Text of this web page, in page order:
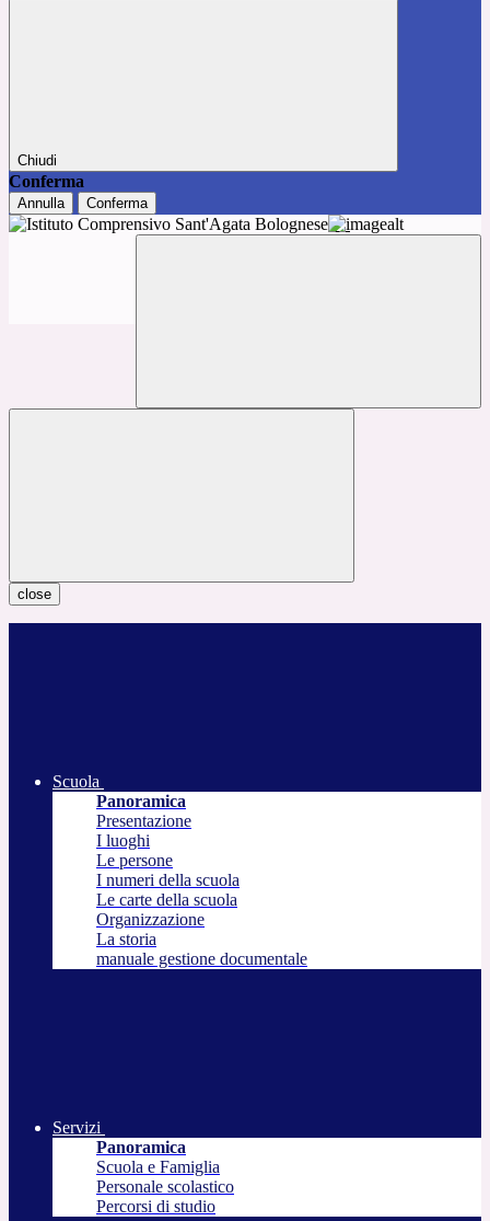
Chiudi
Conferma
Annulla Conferma
close
Scuola
Panoramica
Presentazione
I luoghi
Le persone
I numeri della scuola
Le carte della scuola
Organizzazione
La storia
manuale gestione documentale
Servizi
Panoramica
Scuola e Famiglia
Personale scolastico
Percorsi di studio